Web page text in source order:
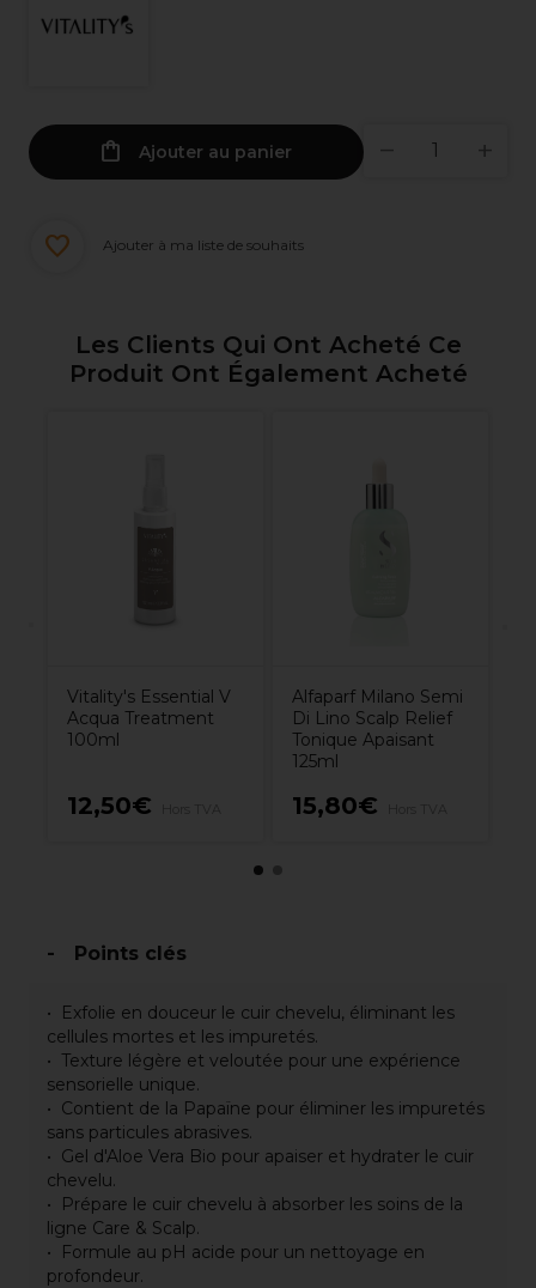
Ajouter au panier
Ajouter à ma liste de souhaits
Les Clients Qui Ont Acheté Ce
Produit Ont Également Acheté
Vitality's Essential V
Acqua Treatment
100ml
12,50€
Alfaparf Milano Semi
Di Lino Scalp Relief
Tonique Apaisant
125ml
15,80€
Points clés
Exfolie en douceur le cuir chevelu, éliminant les
cellules mortes et les impuretés.
Texture légère et veloutée pour une expérience
sensorielle unique.
Contient de la Papaïne pour éliminer les impuretés
sans particules abrasives.
Gel d'Aloe Vera Bio pour apaiser et hydrater le cuir
chevelu.
Prépare le cuir chevelu à absorber les soins de la
ligne Care & Scalp.
Formule au pH acide pour un nettoyage en
profondeur.